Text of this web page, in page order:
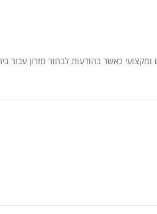
כאשר בהודעות לבחור מזרון עבור